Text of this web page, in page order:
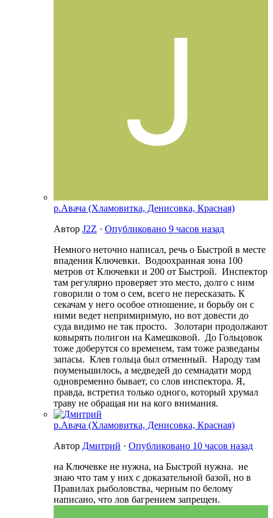
р.Авача (Хламовитка, Денисовка, Красная)
Автор J2Z · Опубликовано 9 часов назад
Немного неточно написал, речь о Быстрой в месте
впадения Ключевки. Водоохранная зона 100
метров от Ключевки и 200 от Быстрой. Инспектор
там регулярно проверяет это место, долго с ним
говорили о том о сем, всего не пересказать. К
секачам у него особое отношение, и борьбу он с
ними ведет непримиримую, но вот довести до
суда видимо не так просто. Золотари продолжают
ковырять полигон на Камешковой. До Гольцовок
тоже доберутся со временем, там тоже разведаны
запасы. Клев гольца был отменный. Народу там
поуменьшилось, а медведей до семнадати морд
одновременно бывает, со слов инспектора. Я,
правда, встретил только одного, который хрумал
траву не обращая ни на кого внимания.
р.Авача (Хламовитка, Денисовка, Красная)
Автор Дмитрий · Опубликовано 10 часов назад
на Ключевке не нужна, на Быстрой нужна. не
знаю что там у них с доказательной базой, но в
Правилах рыболовства, черным по белому
написано, что лов багрением запрещен.